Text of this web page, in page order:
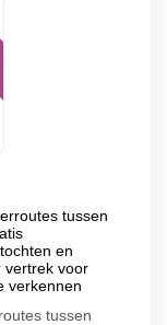
tussen
en
vertrek voor
verkennen
tussen